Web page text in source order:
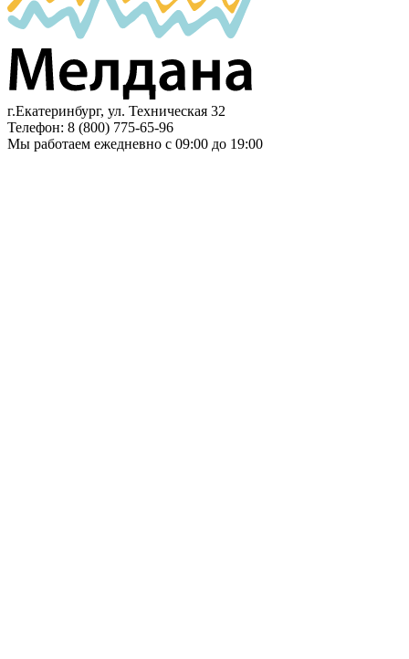
г.Екатеринбург, ул. Техническая 32
Телефон: 8 (800) 775-65-96
Мы работаем ежедневно с 09:00 до 19:00